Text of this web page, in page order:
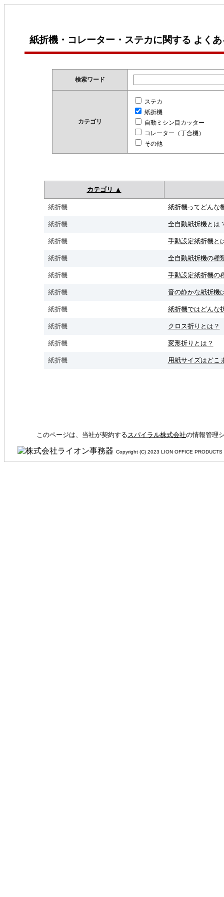
紙折機・コレーター・ステカに関する よく
検索ワード
カテゴリ
ステカ
紙折機
自動ミシン目カッター
コレーター（丁合機）
その他
カテゴリ ▲
紙折機 紙折機ってどんな
紙折機 全自動紙折機とは
紙折機 手動設定紙折機と
紙折機 全自動紙折機の種
紙折機 手動設定紙折機の
紙折機 音の静かな紙折機
紙折機 紙折機ではどんな
紙折機 クロス折りとは？
紙折機 変形折りとは？
紙折機 用紙サイズはどこ
このページは、当社が契約するスパイラル株式会社の情報管理
Copyright (C) 2023 LION OFFICE